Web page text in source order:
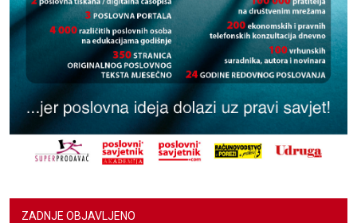
ZADNJE OBJAVLJENO